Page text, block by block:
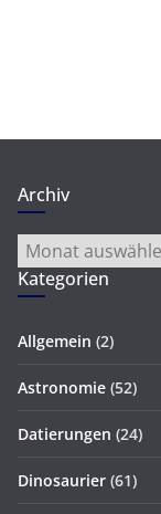
Archiv
Archiv
Kategorien
Allgemein (2)
Astronomie (52)
Datierungen (24)
Dinosaurier (61)